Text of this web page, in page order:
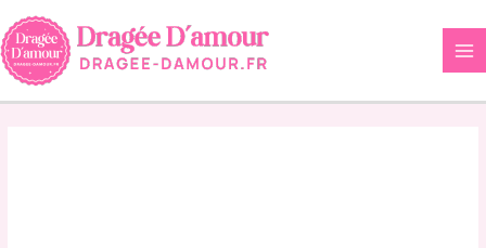
Aller
au
contenu